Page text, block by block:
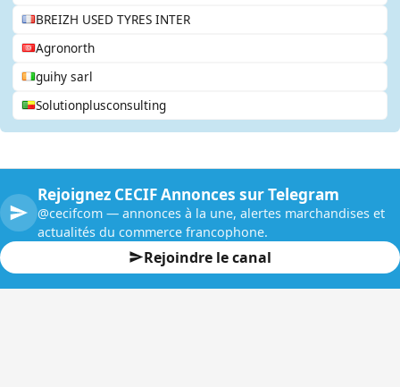
BREIZH USED TYRES INTER
Agronorth
guihy sarl
Solutionplusconsulting
Rejoignez CECIF Annonces sur Telegram
@cecifcom — annonces à la une, alertes marchandises et
actualités du commerce francophone.
Rejoindre le canal